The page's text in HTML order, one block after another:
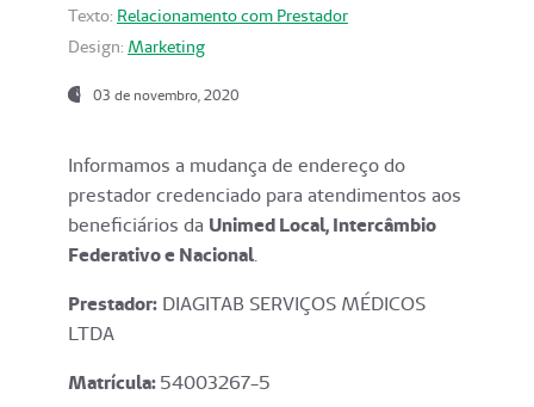
Texto: Relacionamento com Prestador
Design: Marketing
03 de novembro, 2020
Informamos a mudança de endereço do
prestador credenciado para atendimentos aos
beneficiários da Unimed Local, Intercâmbio
Federativo e Nacional.
Prestador: DIAGITAB SERVIÇOS MÉDICOS
LTDA
Matrícula:54003267-5